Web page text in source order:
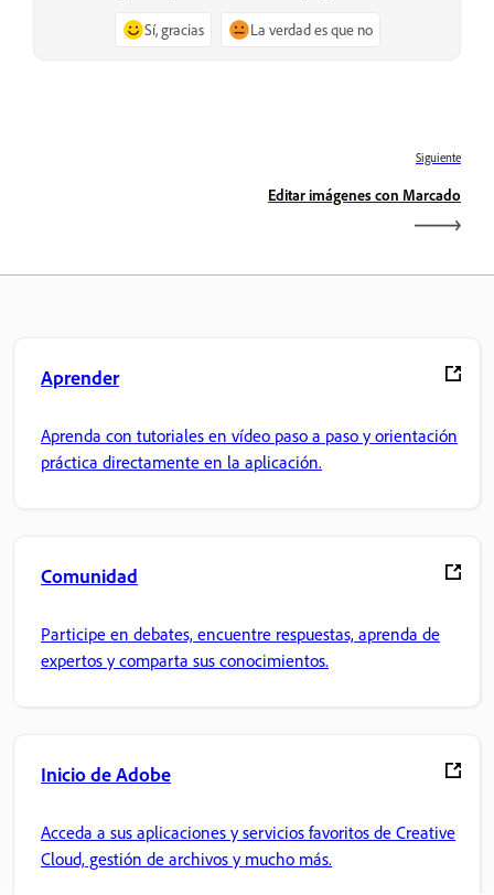
Sí, gracias La verdad es que no
Siguiente
Editar imágenes con Marcado
Aprender
Aprenda con tutoriales en vídeo paso a paso y orientación
práctica directamente en la aplicación.
Comunidad
Participe en debates, encuentre respuestas, aprenda de
expertos y comparta sus conocimientos.
Inicio de Adobe
Acceda a sus aplicaciones y servicios favoritos de Creative
Cloud, gestión de archivos y mucho más.